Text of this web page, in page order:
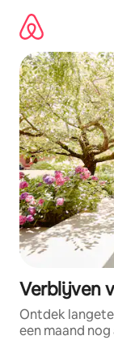
direct
naar
inhoud
Verblijven
Ontdek
een maand